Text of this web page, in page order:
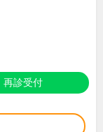
再診受付